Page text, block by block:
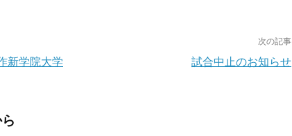
新学院大学
次の記事
試合中止のお知らせ